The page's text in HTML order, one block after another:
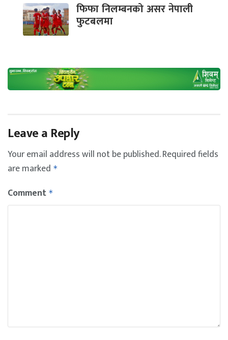
फिफा निलम्बनको असर नेपाली
फुटबलमा
Leave a Reply
Your email address will not be published.Required fields
are marked *
Comment *